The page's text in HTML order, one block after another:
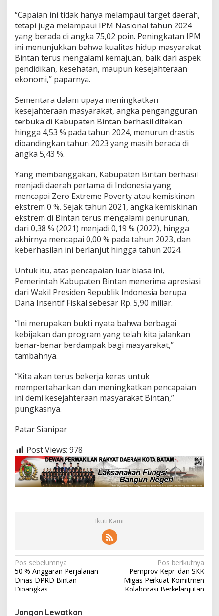
“Capaian ini tidak hanya melampaui target daerah,
tetapi juga melampaui IPM Nasional tahun 2024
yang berada di angka 75,02 poin. Peningkatan IPM
ini menunjukkan bahwa kualitas hidup masyarakat
Bintan terus mengalami kemajuan, baik dari aspek
pendidikan, kesehatan, maupun kesejahteraan
ekonomi,” paparnya.
Sementara dalam upaya meningkatkan
kesejahteraan masyarakat, angka pengangguran
terbuka di Kabupaten Bintan berhasil ditekan
hingga 4,53 % pada tahun 2024, menurun drastis
dibandingkan tahun 2023 yang masih berada di
angka 5,43 %.
Yang membanggakan, Kabupaten Bintan berhasil
menjadi daerah pertama di Indonesia yang
mencapai Zero Extreme Poverty atau kemiskinan
ekstrem 0 %. Sejak tahun 2021, angka kemiskinan
ekstrem di Bintan terus mengalami penurunan,
dari 0,38 % (2021) menjadi 0,19 % (2022), hingga
akhirnya mencapai 0,00 % pada tahun 2023, dan
keberhasilan ini berlanjut hingga tahun 2024.
Untuk itu, atas pencapaian luar biasa ini,
Pemerintah Kabupaten Bintan menerima apresiasi
dari Wakil Presiden Republik Indonesia berupa
Dana Insentif Fiskal sebesar Rp. 5,90 miliar.
“Ini merupakan bukti nyata bahwa berbagai
kebijakan dan program yang telah kita jalankan
benar-benar berdampak bagi masyarakat,”
tambahnya.
“Kita akan terus bekerja keras untuk
mempertahankan dan meningkatkan pencapaian
ini demi kesejahteraan masyarakat Bintan,”
pungkasnya.
Patar Sianipar
Post Views: 978
Ikuti Kami
N
a
v
i
Pos sebelumnya
50 % Anggaran Perjalanan
Dinas DPRD Bintan
Dipangkas
Pos berikutnya
Pemprov Kepri dan SKK
Migas Perkuat Komitmen
Kolaborasi Berkelanjutan
Jangan Lewatkan